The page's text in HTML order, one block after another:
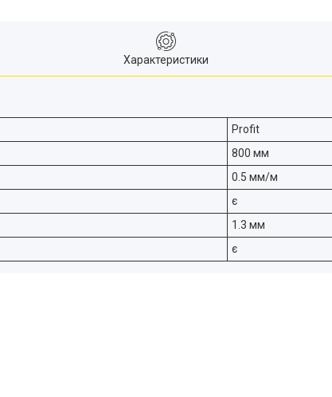
Характеристики
Profit
800 мм
0.5 мм/м
є
1.3 мм
є